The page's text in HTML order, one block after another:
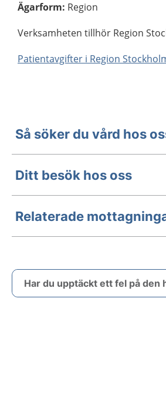
Ägarform: Region
Verksamheten tillhör Region
Patientavgifter i Region
Så söker du vård hos
Ditt besök hos oss
Relaterade
Har du upptäckt ett fel på den